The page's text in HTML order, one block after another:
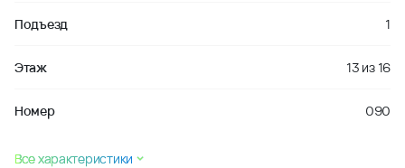
Подъезд 1
Этаж 13 из16
Номер 090
Все характеристики